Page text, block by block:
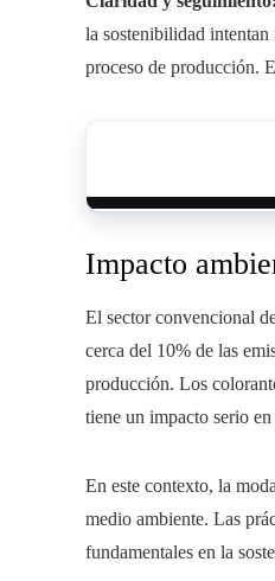
la sostenibilidad intentan
proceso de producción.
Impacto
El sector convencional
cerca del 10% de las
producción. Los
tiene un impacto serio en
En este contexto, la
medio ambiente. Las
fundamentales en la